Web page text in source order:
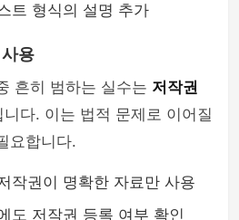
트 형식의 설명 추가
용
흔히 범하는 실수는 저작권
니다. 이는 법적 문제로 이어질
요합니다.
작권이 명확한 자료만 사용
도 저작권 등록 여부 확인